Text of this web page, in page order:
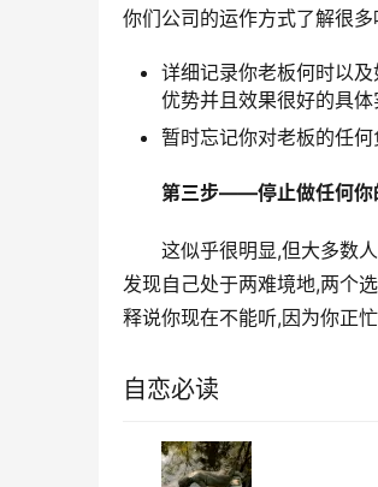
你们公司的运作方式了解很多
详细记录你老板何时以
优势并且效果很好的具体
暂时忘记你对老板的任何
第三步——停止做任何你
这似乎很明显,但大多数
发现自己处于两难境地,两个
释说你现在不能听,因为你正
自恋必读